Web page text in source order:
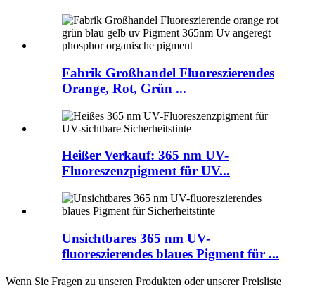
Fabrik Großhandel Fluoreszierendes
Orange, Rot, Grün ...
Heißer Verkauf: 365 nm UV-
Fluoreszenzpigment für UV...
Unsichtbares 365 nm UV-
fluoreszierendes blaues Pigment für ...
Wenn Sie Fragen zu unseren Produkten oder unserer Preisliste